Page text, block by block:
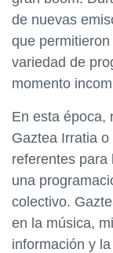
de nuevas
que
variedad de
momento
En esta época,
Gaztea Irratia
referentes para
una
colectivo.
en la música,
información y